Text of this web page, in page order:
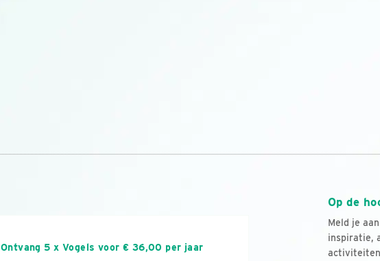
Op de
Meld je
inspiratie,
activiteiten
Ontvang 5 x Vogels voor € 36,00 per jaar